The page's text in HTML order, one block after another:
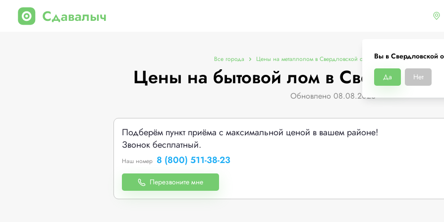
Вы в Свердловской
Да Нет
Все города Цены на металлолом в Свердловской области Цены на бытовой
Цены на бытовой лом в
Обновлено 08.08.2026
Подберём пункт приёма с максимальной ценой в вашем районе!
Звонок бесплатный.
Наш номер 8 (800) 511-38-23
Перезвоните мне